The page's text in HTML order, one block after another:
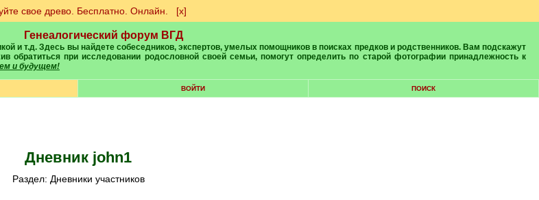
свое древо. Бесплатно. Онлайн. [х]
Генеалогический форум ВГД
обратиться при исследовании родословной своей семьи, помогут определить по старой фотографии принадлежность к
и будущем!
ВОЙТИ ПОИСК
Дневник john1
Раздел: Дневники участников